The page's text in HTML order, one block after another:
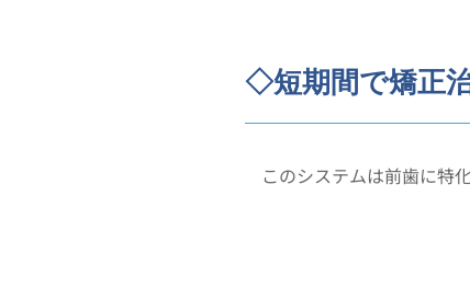
◇短期間で矯正
このシステムは前歯に特